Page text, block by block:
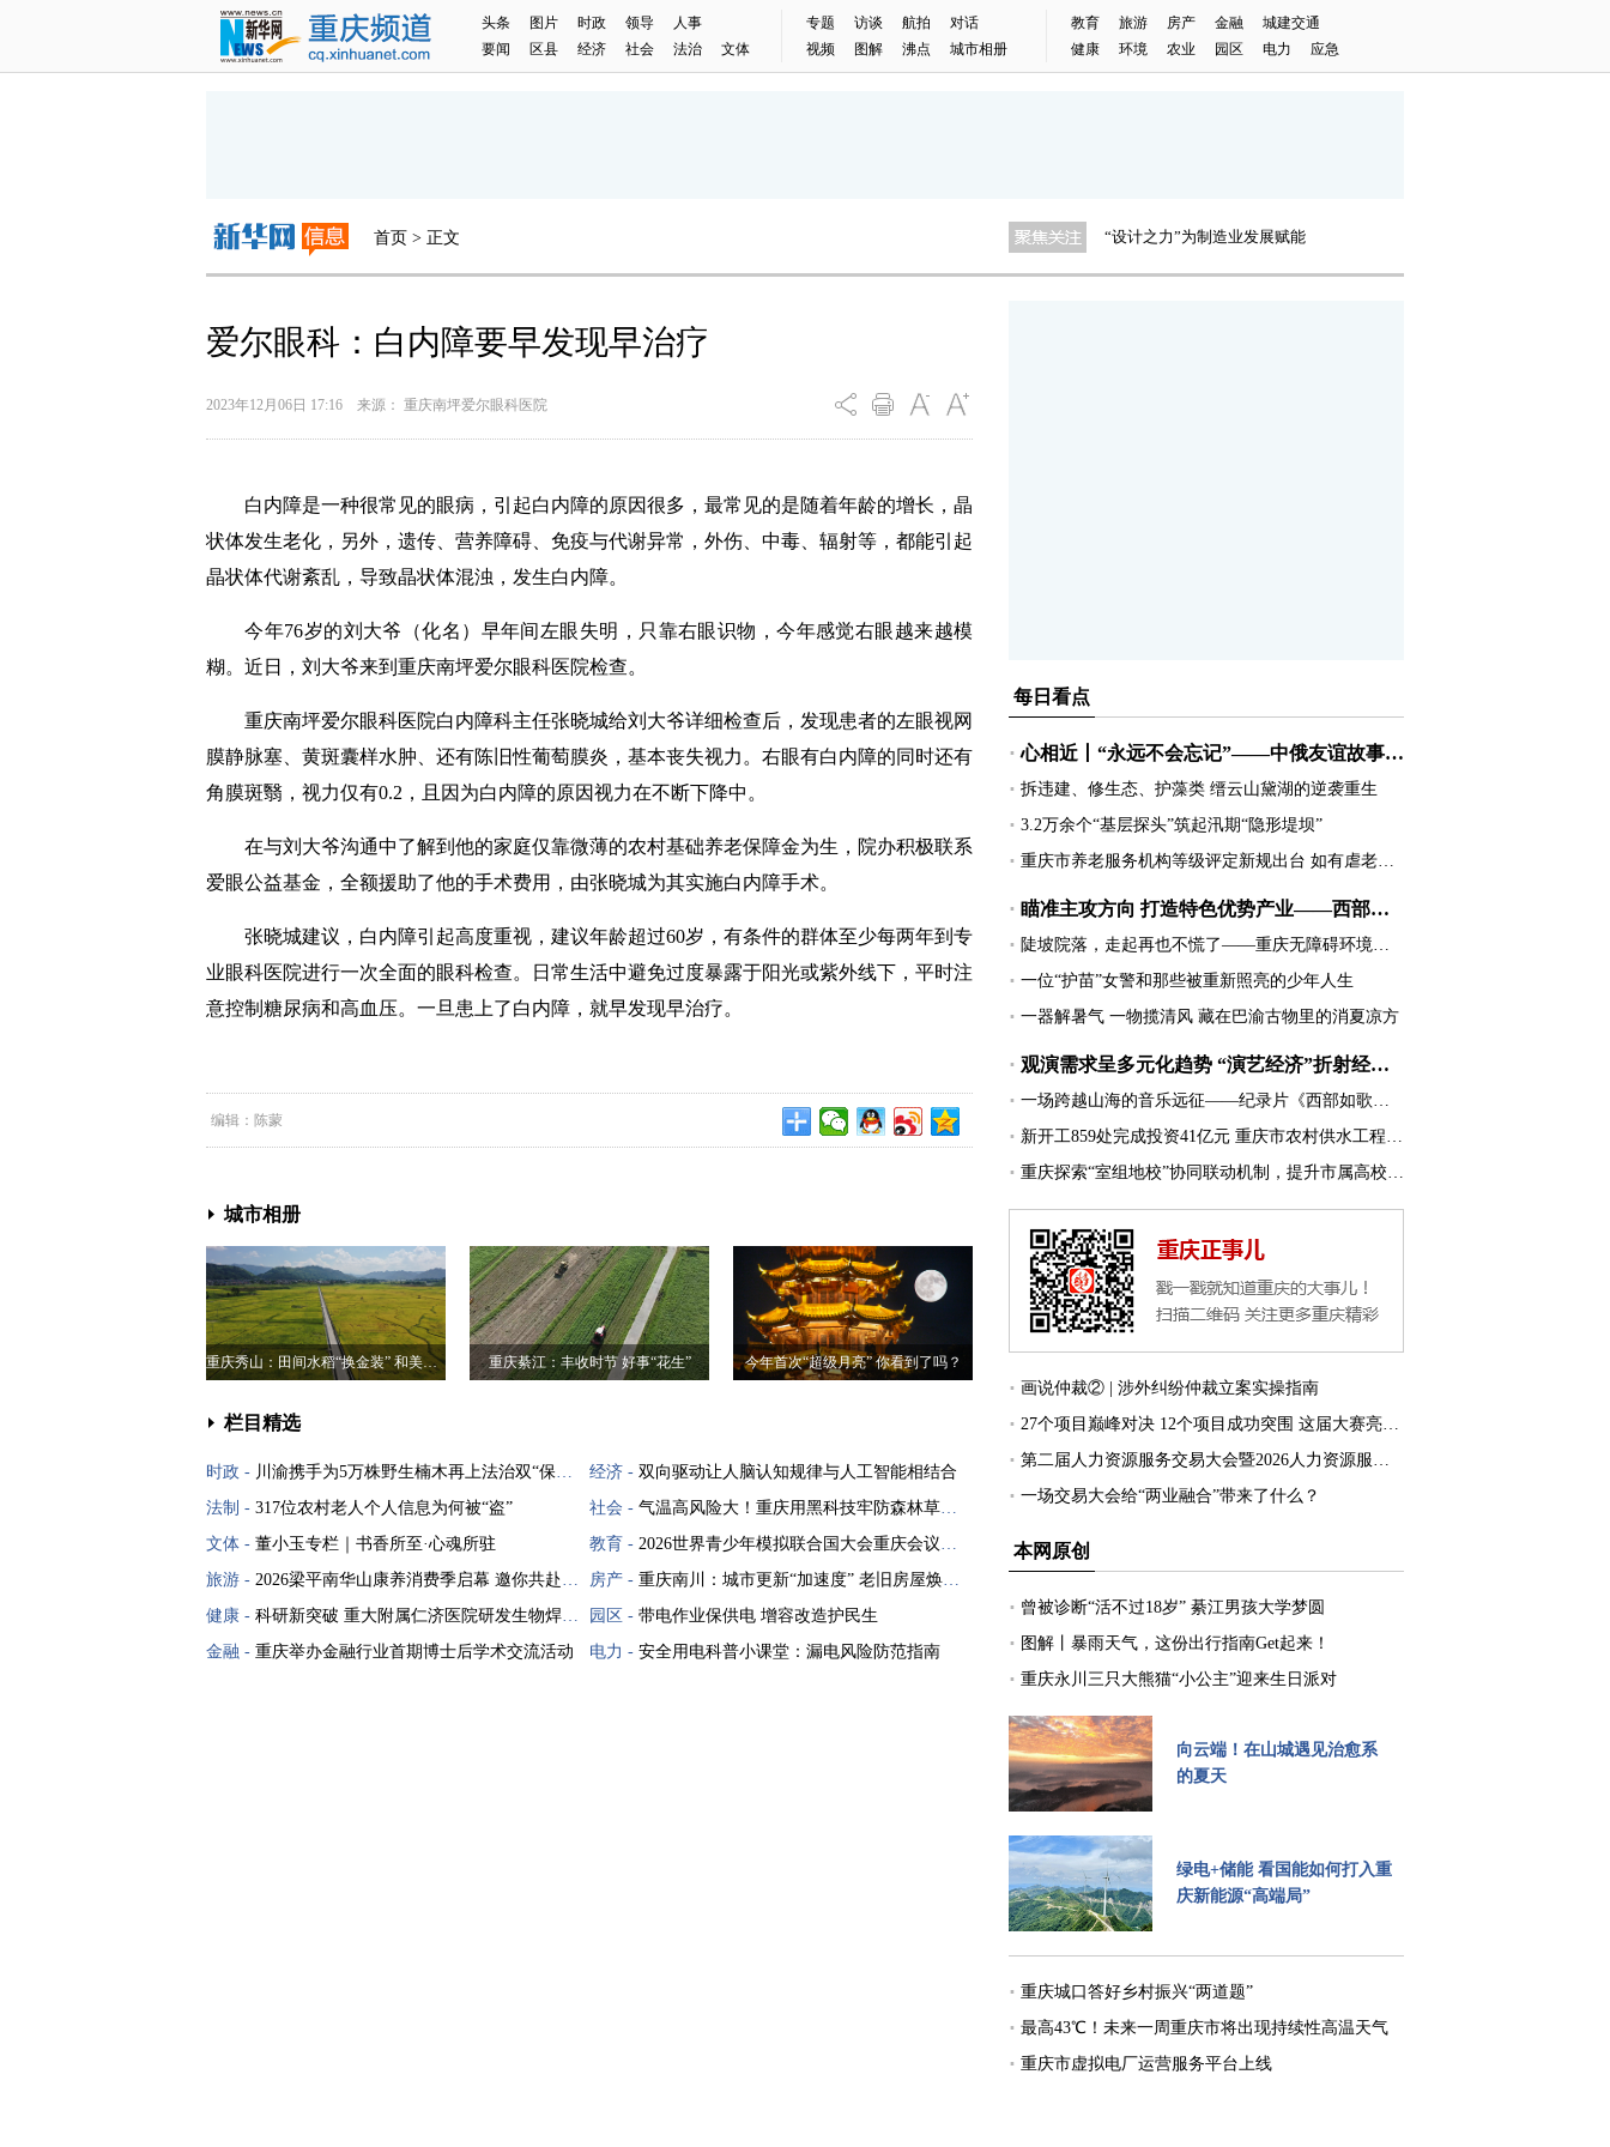
头条 图片 时政 领导
人事
要闻
区县 经济 社会 法治 文体
专题 访谈 航拍
对话
视频
图解 沸点 城市相册
教育 旅游 房产 金融
城建交通
健康
环境 农业 园区 电力 应急
首页 > 正文
“设计之力”为制造业发展赋能
“农”情相伴 向“绿”而行
“设计之力”为制造业发展赋能
爱尔眼科：白内障要早发现早治疗
2023年12月06日 17:16 来源： 重庆南坪爱尔眼科医院
白内障是一种很常见的眼病，引起白内障的原因很多，最常见的是随着年龄的增长，晶
状体发生老化，另外，遗传、营养障碍、免疫与代谢异常，外伤、中毒、辐射等，都能引起
晶状体代谢紊乱，导致晶状体混浊，发生白内障。
今年76岁的刘大爷（化名）早年间左眼失明，只靠右眼识物，今年感觉右眼越来越模
糊。近日，刘大爷来到重庆南坪爱尔眼科医院检查。
重庆南坪爱尔眼科医院白内障科主任张晓城给刘大爷详细检查后，发现患者的左眼视网
膜静脉塞、黄斑囊样水肿、还有陈旧性葡萄膜炎，基本丧失视力。右眼有白内障的同时还有
角膜斑翳，视力仅有0.2，且因为白内障的原因视力在不断下降中。
在与刘大爷沟通中了解到他的家庭仅靠微薄的农村基础养老保障金为生，院办积极联系
爱眼公益基金，全额援助了他的手术费用，由张晓城为其实施白内障手术。
张晓城建议，白内障引起高度重视，建议年龄超过60岁，有条件的群体至少每两年到专
业眼科医院进行一次全面的眼科检查。日常生活中避免过度暴露于阳光或紫外线下，平时注
意控制糖尿病和高血压。一旦患上了白内障，就早发现早治疗。
编辑：陈蒙